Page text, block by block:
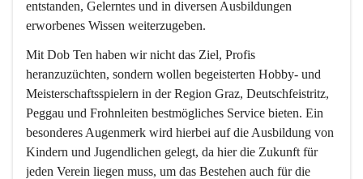
entstanden, Gelerntes und in diversen Ausbildungen
erworbenes Wissen weiterzugeben.
Mit Dob Ten haben wir nicht das Ziel, Profis
heranzuzüchten, sondern wollen begeisterten Hobby- und
Meisterschaftsspielern in der Region Graz, Deutschfeistritz,
Peggau und Frohnleiten bestmögliches Service bieten. Ein
besonderes Augenmerk wird hierbei auf die Ausbildung von
Kindern und Jugendlichen gelegt, da hier die Zukunft für
jeden Verein liegen muss, um das Bestehen auch für die